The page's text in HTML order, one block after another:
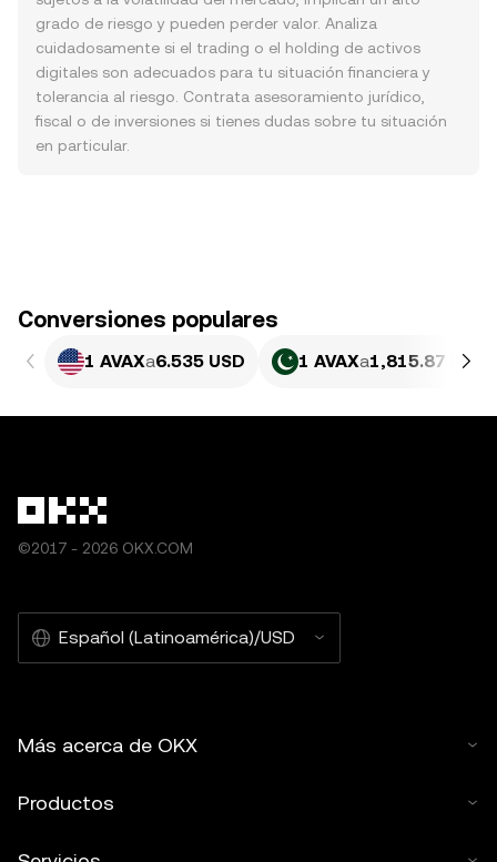
grado de riesgo y pueden perder valor. Analiza
cuidadosamente si el trading o el holding de activos
digitales son adecuados para tu situación financiera y
tolerancia al riesgo. Contrata asesoramiento jurídico,
fiscal o de inversiones si tienes dudas sobre tu situación
en particular.
Conversiones populares
1 AVAXa6.535 USD 1 AVAXa1,815.87 PKR
©2017 - 2026 OKX.COM
Español (Latinoamérica)/USD
Más acerca de OKX
Productos